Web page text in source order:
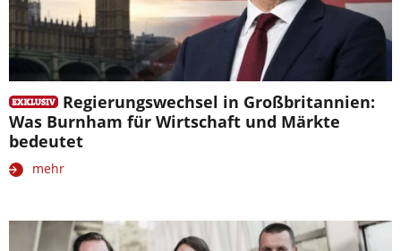
Regierungswechsel in Großbritannien:
Was Burnham für Wirtschaft und Märkte
bedeutet
mehr